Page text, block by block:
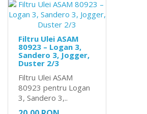
Filtru Ulei ASAM
80923 – Logan 3,
Sandero 3, Jogger,
Duster 2/3
Filtru Ulei ASAM
80923 pentru Logan
3, Sandero 3,..